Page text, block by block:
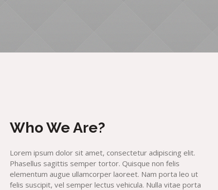
Who We Are?
Lorem ipsum dolor sit amet, consectetur adipiscing elit.
Phasellus sagittis semper tortor. Quisque non felis
elementum augue ullamcorper laoreet. Nam porta leo ut
felis suscipit, vel semper lectus vehicula. Nulla vitae porta